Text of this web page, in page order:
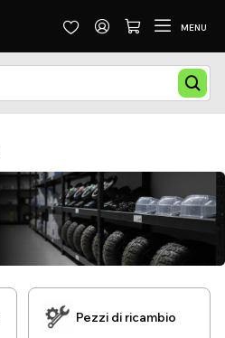
MENU
Pezzi di ricambio